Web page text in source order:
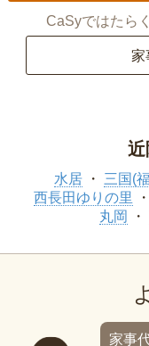
CaSyではたら
家
近
水居 三国(
西長田ゆりの里
丸岡
家事